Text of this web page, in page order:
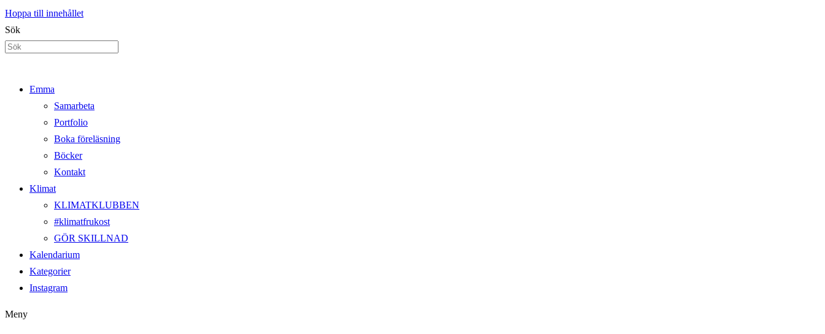
Hoppa till innehållet
Sök
Emma
Samarbeta
Portfolio
Boka föreläsning
Böcker
Kontakt
Klimat
KLIMATKLUBBEN
#klimatfrukost
GÖR SKILLNAD
Kalendarium
Kategorier
Instagram
Meny